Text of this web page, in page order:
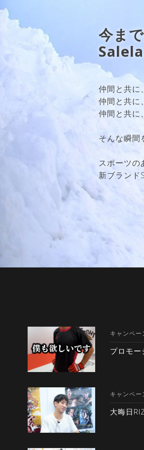
今ま
Salela
仲間と共に
仲間と共に
仲間と共に
そんな瞬間
スポーツの
新ブランド
キャンペー
プロモー
キャンペー
大晦日